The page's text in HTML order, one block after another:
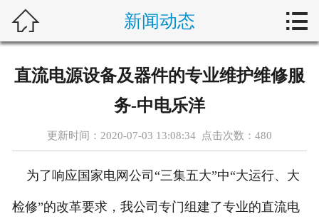
新闻动态
客户案例
设备维护
 新闻动态 
直流电源设备及器件的专业维护维修服
务-中电乐洋
更新时间：2020-07-03 13:08:34 点击次数： 480
为了响应国家电网公司“三集五大”中“大运行、大
检修”的改革要求，我公司专门组建了专业的直流电